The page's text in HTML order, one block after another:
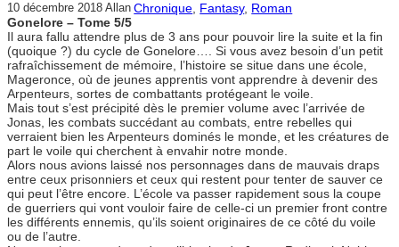
10 décembre 2018 Allan Chronique, Fantasy, Roman
Gonelore – Tome 5/5
Il aura fallu attendre plus de 3 ans pour pouvoir lire la suite et la fin
(quoique ?) du cycle de Gonelore…. Si vous avez besoin d’un petit
rafraîchissement de mémoire, l’histoire se situe dans une école,
Mageronce, où de jeunes apprentis vont apprendre à devenir des
Arpenteurs, sortes de combattants protégeant le voile.
Mais tout s’est précipité dès le premier volume avec l’arrivée de
Jonas, les combats succédant au combats, entre rebelles qui
verraient bien les Arpenteurs dominés le monde, et les créatures de
part le voile qui cherchent à envahir notre monde.
Alors nous avions laissé nos personnages dans de mauvais draps
entre ceux prisonniers et ceux qui restent pour tenter de sauver ce
qui peut l’être encore. L’école va passer rapidement sous la coupe
de guerriers qui vont vouloir faire de celle-ci un premier front contre
les différents ennemis, qu’ils soient originaires de ce côté du voile
ou de l’autre.